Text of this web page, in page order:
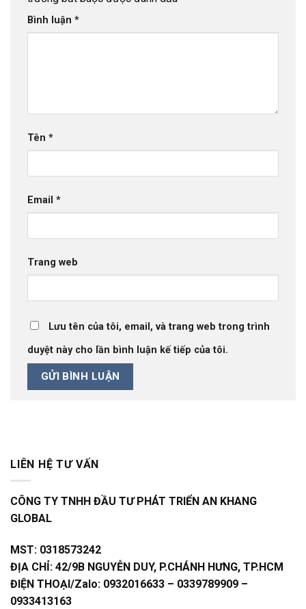
Bình luận *
Tên *
Email *
Trang web
Lưu tên của tôi, email, và trang web trong trình
duyệt này cho lần bình luận kế tiếp của tôi.
LIÊN HỆ TƯ VẤN
CÔNG TY TNHH ĐẦU TƯ PHÁT TRIỂN AN KHANG
GLOBAL
MST: 0318573242
ĐỊA CHỈ: 42/9B NGUYỄN DUY, P.CHÁNH HƯNG, TP.HCM
ĐIỆN THOẠI/Zalo: 0932016633 – 0339789909 –
0933413163